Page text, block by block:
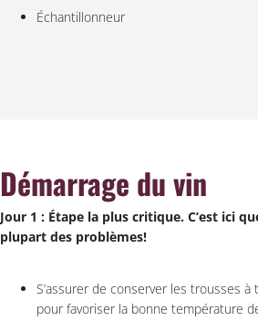
Échantillonneur
Démarrage du vin
Jour 1 : Étape la plus critique. C’est ici
plupart des problèmes!
S’assurer de conserver les trousses
pour favoriser la bonne température